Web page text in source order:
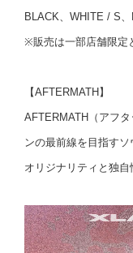
BLACK、WHITE / S、
※販売は一部店舗限定
【AFTERMATH】
AFTERMATH（アフ
ンの最前線を目指すソ
オリジナリティと独